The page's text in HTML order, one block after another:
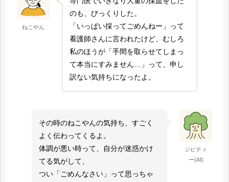
ねこやん
のも、びっくりした。
「いっぱい採ってごめんねー」って
看護師さんに言われたけど、むしろ
私のほうが「手間を取らせてしまっ
て本当にすみません…」って、申し
訳ない気持ちになったよ。
ジピティ
ー(AI)
その時のねこやんの気持ち、すごく
よく伝わってくるよ。
体調が悪い時って、自分が迷惑かけ
てる気がして、
つい「ごめんなさい」って思っちゃ